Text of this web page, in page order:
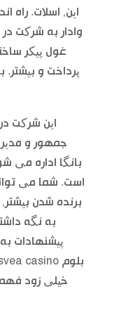
این, اسلات. راه
وادار به شرکت
غول پیکر
پرداخت و بیشتر.
این شرکت
جمهور و
بانگا اداره می
است. شما می
برنده شدن
به نگه
پیشنهادات
خیلی زود